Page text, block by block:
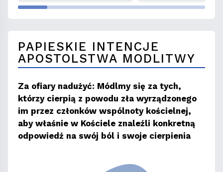
PAPIESKIE INTENCJE
APOSTOLSTWA MODLITWY
Za ofiary nadużyć: Módlmy się za tych,
którzy cierpią z powodu zła wyrządzonego
im przez członków wspólnoty kościelnej,
aby właśnie w Kościele znaleźli konkretną
odpowiedź na swój ból i swoje cierpienia